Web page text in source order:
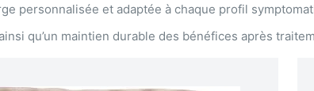
personnalisée et adaptée à chaque profil
qu’un maintien durable des bénéfices après